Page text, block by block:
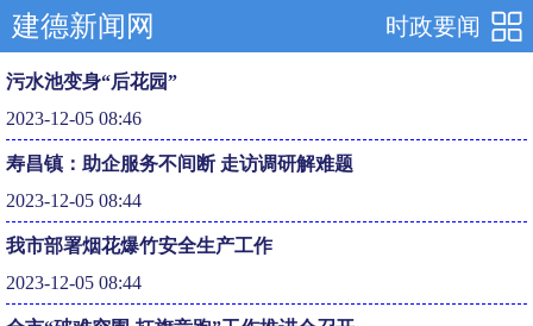
时政要闻
建德新闻网
污水池变身“后花园”
2023-12-05 08:46
寿昌镇：助企服务不间断 走访调研解难题
2023-12-05 08:44
我市部署烟花爆竹安全生产工作
2023-12-05 08:44